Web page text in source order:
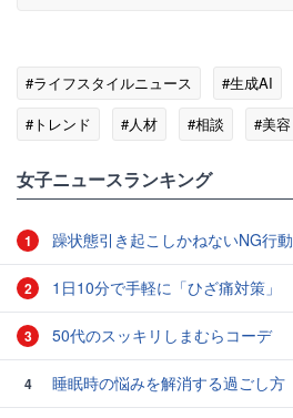
#ライフスタイルニュース #生成AI
#トレンド
#人材 #相談 #美容
女子ニュースランキング
1 躁状態引き起こしかねないNG行動
2 1日10分で手軽に「ひざ痛対策」
3 50代のスッキリしまむらコーデ
4 睡眠時の悩みを解消する過ごし方